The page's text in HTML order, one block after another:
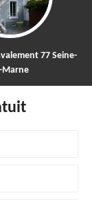
et
toiture 77